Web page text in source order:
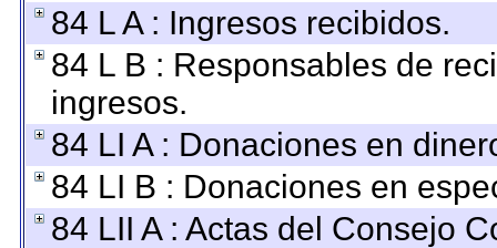
84 L A : Ingresos recibidos.
84 L B : Responsables de
ingresos.
84 LI A : Donaciones en
84 LI B : Donaciones en
84 LII A : Actas del Consejo